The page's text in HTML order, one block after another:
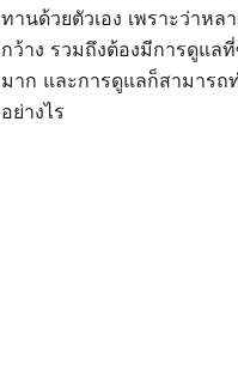
ทานด้วยตัวเอง เพราะว่าห
กว้าง รวมถึงต้องมีการดูแล
มาก และการดูแลก็สามารถ
อย่างไร